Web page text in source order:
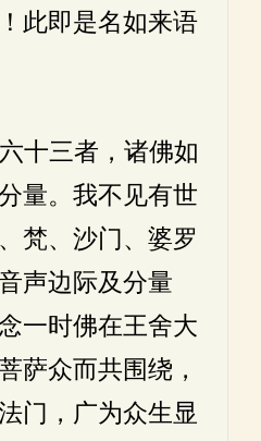
此即是名如来语
十三者，诸佛如
量。我不见有世
梵、沙门、婆罗
声边际及分量
一时佛在王舍大
萨众而共围绕，
门，广为众生显